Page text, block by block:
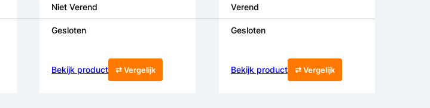
Niet Verend
Gesloten
Bekijk product ⇄ Vergelijk
Verend
Gesloten
Bekijk product ⇄ Vergelijk